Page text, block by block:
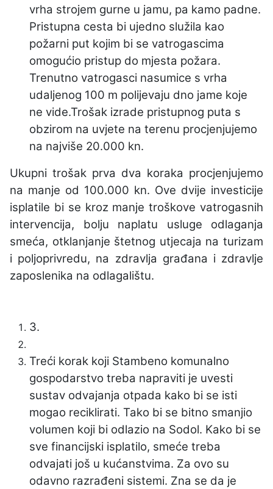
vrha strojem gurne u jamu, pa kamo padne.
Pristupna cesta bi ujedno služila kao
požarni put kojim bi se vatrogascima
omogućio pristup do mjesta požara.
Trenutno vatrogasci nasumice s vrha
udaljenog 100 m polijevaju dno jame koje
ne vide.Trošak izrade pristupnog puta s
obzirom na uvjete na terenu procjenjujemo
na najviše 20.000 kn.
Ukupni trošak prva dva koraka procjenjujemo
na manje od 100.000 kn. Ove dvije investicije
isplatile bi se kroz manje troškove vatrogasnih
intervencija, bolju naplatu usluge odlaganja
smeća, otklanjanje štetnog utjecaja na turizam
i poljoprivredu, na zdravlja građana i zdravlje
zaposlenika na odlagalištu.
3.
Treći korak koji Stambeno komunalno
gospodarstvo treba napraviti je uvesti
sustav odvajanja otpada kako bi se isti
mogao reciklirati. Tako bi se bitno smanjio
volumen koji bi odlazio na Sodol. Kako bi se
sve financijski isplatilo, smeće treba
odvajati još u kućanstvima. Za ovo su
odavno razrađeni sistemi. Zna se da je